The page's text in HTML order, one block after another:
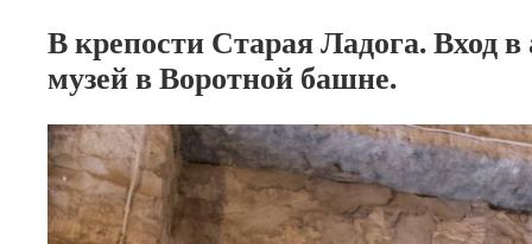
В крепости Старая Ладога. Вход
музей в Воротной башне.